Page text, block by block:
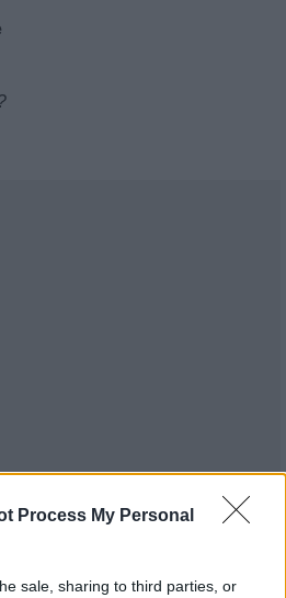
Process My Personal
sale, sharing to third parties, or